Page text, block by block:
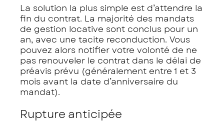
La solution la plus simple est d’attendre la
fin du contrat. La majorité des mandats
de gestion locative sont conclus pour un
an, avec une tacite reconduction. Vous
pouvez alors notifier votre volonté de ne
pas renouveler le contrat dans le délai de
préavis prévu (généralement entre 1 et 3
mois avant la date d’anniversaire du
mandat).
Rupture anticipée